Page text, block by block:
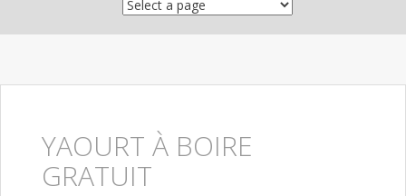
YAOURT À BOIRE
GRATUIT